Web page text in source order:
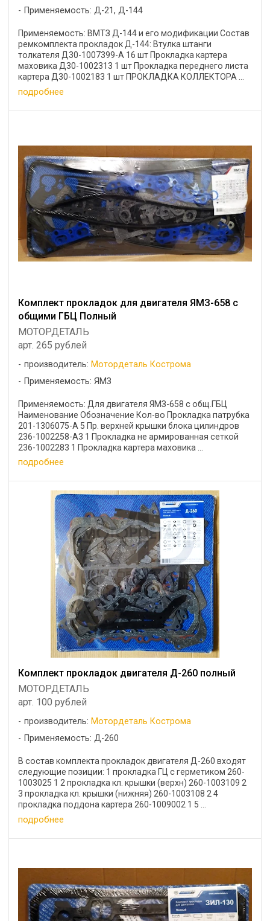
Применяемость: Д-21, Д-144
Применяемость: ВМТЗ Д-144 и его модификации Состав
ремкомплекта прокладок Д-144: Втулка штанги
толкателя Д30-1007399-А 16 шт Прокладка картера
маховика Д30-1002313 1 шт Прокладка переднего листа
картера Д30-1002183 1 шт ПРОКЛАДКА КОЛЛЕКТОРА ...
подробнее
Комплект прокладок для двигателя ЯМЗ-658 с
общими ГБЦ Полный
МОТОРДЕТАЛЬ
арт. 265 рублей
производитель: Мотордеталь Кострома
Применяемость: ЯМЗ
Применяемость: Для двигателя ЯМЗ-658 с общ.ГБЦ
Наименование Обозначение Кол-во Прокладка патрубка
201-1306075-А 5 Пр. верхней крышки блока цилиндров
236-1002258-A3 1 Прокладка не армированная сеткой
236-1002283 1 Прокладка картера маховика ...
подробнее
Комплект прокладок двигателя Д-260 полный
МОТОРДЕТАЛЬ
арт. 100 рублей
производитель: Мотордеталь Кострома
Применяемость: Д-260
В состав комплекта прокладок двигателя Д-260 входят
следующие позиции: 1 прокладка ГЦ с герметиком 260-
1003025 1 2 прокладка кл. крышки (верхн) 260-1003109 2
3 прокладка кл. крышки (нижняя) 260-1003108 2 4
прокладка поддона картера 260-1009002 1 5 ...
подробнее